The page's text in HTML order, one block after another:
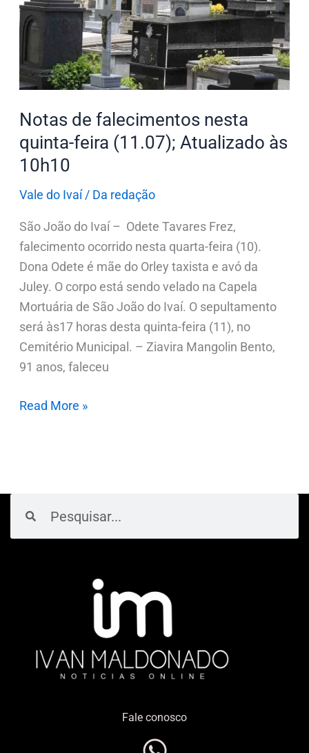
Notas de falecimentos nesta
quinta-feira (11.07); Atualizado às
10h10
Vale do Ivaí/ Da redação
São João do Ivaí – Odete Tavares Frez,
falecimento ocorrido nesta quarta-feira (10).
Dona Odete é mãe do Orley taxista e avó da
Juley. O corpo está sendo velado na Capela
Mortuária de São João do Ivaí. O sepultamento
será às17 horas desta quinta-feira (11), no
Cemitério Municipal. – Ziavira Mangolin Bento,
91 anos, faleceu
nesta
quinta-
(11.07);
Atualizado
10h10
Read More »
Fale conosco